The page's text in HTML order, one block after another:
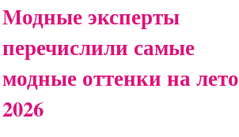
Mодные эксперты
перечислили самые
модные оттенки на лето
2026